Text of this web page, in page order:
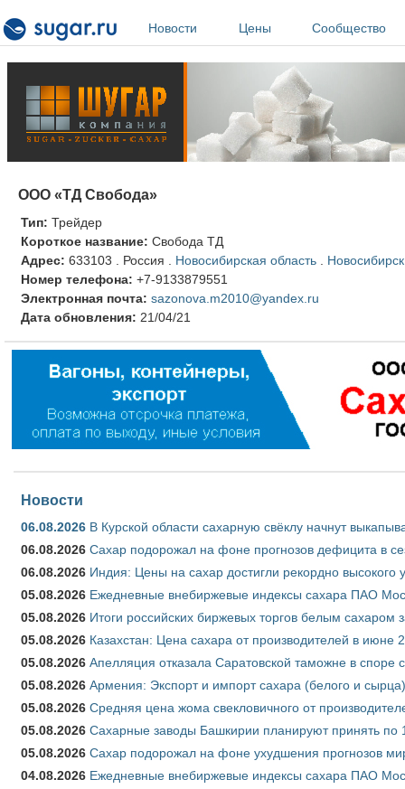
Новости
Цены Сообщество
ООО «ТД Свобода»
Тип: Трейдер
Короткое название: Свобода ТД
Адрес: 633103 Россия Новосибирская область
Новосибирск
Номер телефона: +7-9133879551
Электронная почта: sazonova.m2010@yandex.ru
Дата обновления: 21/04/21
Новости
06.08.2026 В Курской области сахарную свёклу начнут
06.08.2026 Сахар подорожал на фоне прогнозов дефицита в
06.08.2026 Индия: Цены на сахар достигли рекордно высокого
05.08.2026 Ежедневные внебиржевые индексы сахара ПАО
05.08.2026 Итоги российских биржевых торгов белым сахаром
05.08.2026 Казахстан: Цена сахара от производителей в июне
05.08.2026 Апелляция отказала Саратовской таможне в
05.08.2026 Армения: Экспорт и импорт сахара (белого и
05.08.2026 Средняя цена жома свекловичного от
05.08.2026 Сахарные заводы Башкирии планируют принять по
05.08.2026 Сахар подорожал на фоне ухудшения прогнозов
04.08.2026 Ежедневные внебиржевые индексы сахара ПАО